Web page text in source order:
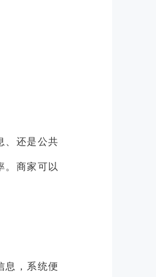
、还是公共
。商家可以
息，系统便